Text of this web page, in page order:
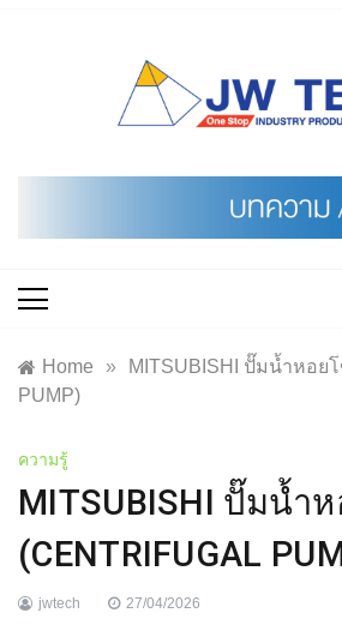
Home »
MITSUBISHI ปั๊มน้ำหอย
PUMP)
ความรู้
MITSUBISHI ปั๊มน้ำ
(CENTRIFUGAL
jwtech 27/04/2026